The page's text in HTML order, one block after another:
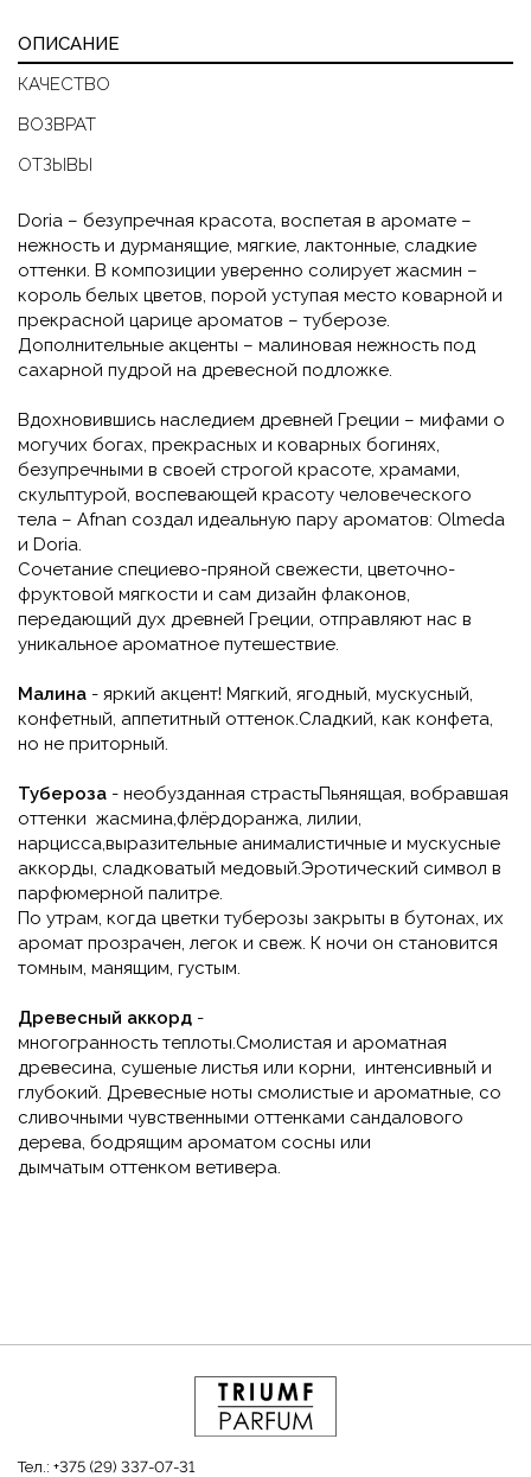
ОПИСАНИЕ
КАЧЕСТВО
ВОЗВРАТ
ОТЗЫВЫ
Doria – безупречная красота, воспетая в аромате –
нежность и дурманящие, мягкие, лактонные, сладкие
оттенки. В композиции уверенно солирует жасмин –
король белых цветов, порой уступая место коварной и
прекрасной царице ароматов – туберозе.
Дополнительные акценты – малиновая нежность под
сахарной пудрой на древесной подложке.
Вдохновившись наследием древней Греции – мифами о
могучих богах, прекрасных и коварных богинях,
безупречными в своей строгой красоте, храмами,
скульптурой, воспевающей красоту человеческого
тела – Afnan создал идеальную пару ароматов: Olmeda
и Doria.
Сочетание специево-пряной свежести, цветочно-
фруктовой мягкости и сам дизайн флаконов,
передающий дух древней Греции, отправляют нас в
уникальное ароматное путешествие.
Малина - яркий акцент! Мягкий, ягодный, мускусный,
конфетный, аппетитный оттенок.Сладкий, как конфета,
но не приторный.
Тубероза - необузданная страстьПьянящая, вобравшая
оттенки жасмина,флёрдоранжа, лилии,
нарцисса,выразительные анималистичные и мускусные
аккорды, сладковатый медовый.Эротический символ в
парфюмерной палитре.
По утрам, когда цветки туберозы закрыты в бутонах, их
аромат прозрачен, легок и свеж. К ночи он становится
томным, манящим, густым.
Древесный аккорд -
многогранность теплоты.Смолистая и ароматная
древесина, сушеные листья или корни, интенсивный и
глубокий. Древесные ноты смолистые и ароматные, со
сливочными чувственными оттенками сандалового
дерева, бодрящим ароматом сосны или
дымчатым оттенком ветивера.
Тел.: +375 (29) 337-07-31